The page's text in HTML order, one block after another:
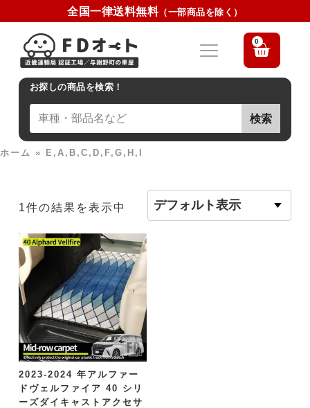
全国一律送料無料（一部商品を除く）
0
お探しの商品を検索！
検索
ホーム » E,A,B,C,D,F,G,H,I
1件の結果を表示中
2023-2024 年アルファー
ドヴェルファイア 40 シリ
ーズダイキャストアクセサ